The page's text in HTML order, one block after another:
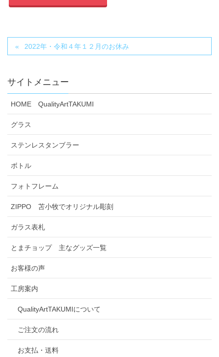
2022年・令和４年１２月のお休み
サイトメニュー
HOME QualityArtTAKUMI
グラス
ステンレスタンブラー
ボトル
フォトフレーム
ZIPPO 苫小牧でオリジナル彫刻
ガラス表札
とまチョップ 主なグッズ一覧
お客様の声
工房案内
QualityArtTAKUMIについて
ご注文の流れ
お支払・送料